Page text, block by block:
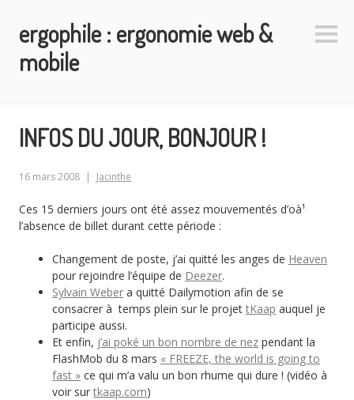
contenu
principal
ergophile : ergonomie web &
mobile
INFOS DU JOUR, BONJOUR !
16 mars 2008 Jacinthe
Ces 15 derniers jours ont été assez mouvementés d’oà¹
l’absence de billet durant cette période :
Changement de poste, j’ai quitté les anges de Heaven
pour rejoindre l’équipe de Deezer.
Sylvain Weber a quitté Dailymotion afin de se
consacrer à temps plein sur le projet tKaap auquel je
participe aussi.
Et enfin, j’ai poké un bon nombre de nez pendant la
FlashMob du 8 mars « FREEZE, the world is going to
fast » ce qui m’a valu un bon rhume qui dure ! (vidéo à
voir sur tkaap.com)